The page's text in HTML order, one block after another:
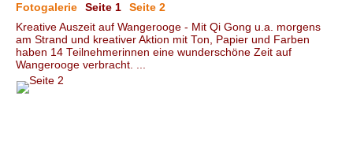
Seite 1
Seite 2
Kreative Auszeit auf Wangerooge - Mit Qi Gong u.a. morgens
am Strand und kreativer Aktion mit Ton, Papier und Farben
haben 14 Teilnehmerinnen eine wunderschöne Zeit auf
Wangerooge verbracht. ...